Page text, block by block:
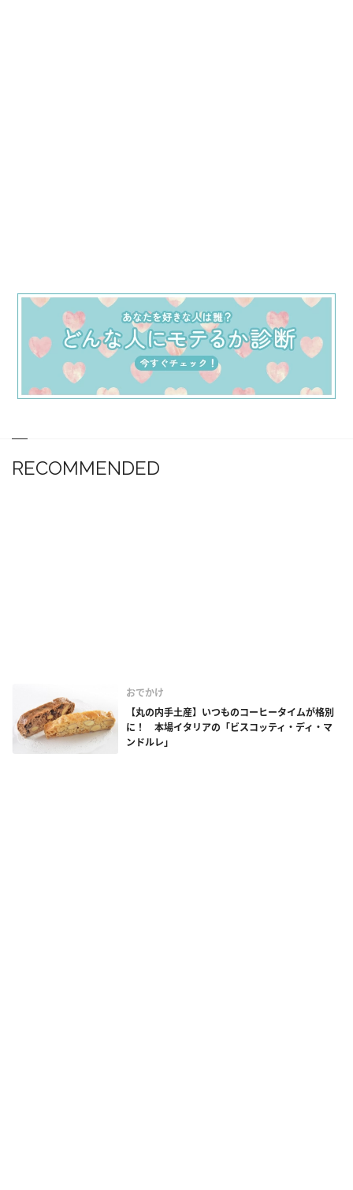
RECOMMENDED
おでかけ
【丸の内手土産】いつものコーヒータイムが格別
に！ 本場イタリアの「ビスコッティ・ディ・マ
ンドルレ」